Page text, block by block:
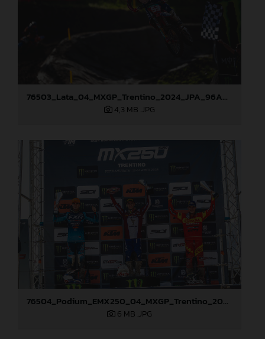
76503_Lata_04_MXGP_Trentino_2024_JPA_96A6774
4,3 MB .JPG
76504_Podium_EMX250_04_MXGP_Trentino_2024_JPA_22A3082
6 MB .JPG